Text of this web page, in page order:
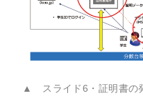
▲ スライド6・証明書の